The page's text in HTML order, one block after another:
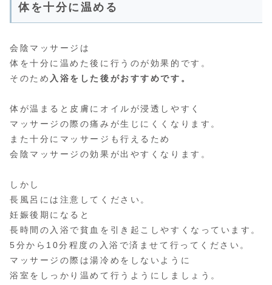
体を十分に温める
会陰マッサージは
体を十分に温めた後に行うのが効果的です。
そのため 入浴をした後がおすすめです。
体が温まると皮膚にオイルが浸透しやすく
マッサージの際の痛みが生じにくくなります。
また十分にマッサージも行えるため
会陰マッサージの効果が出やすくなります。
しかし
長風呂には注意してください。
妊娠後期になると
長時間の入浴で貧血を引き起こしやすくなっています。
5分から10分程度の入浴で済ませて行ってください。
マッサージの際は湯冷めをしないように
浴室をしっかり温めて行うようにしましょう。